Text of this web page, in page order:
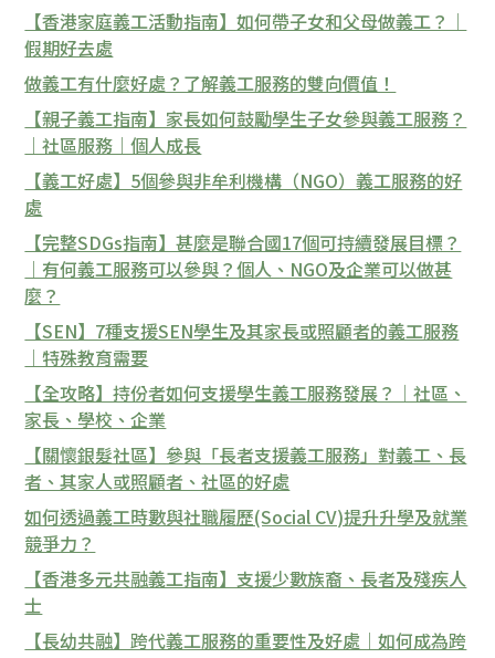
【香港家庭義工活動指南】如何帶子女和父母做義工？｜
假期好去處
做義工有什麼好處？了解義工服務的雙向價值！
【親子義工指南】家長如何鼓勵學生子女參與義工服務？
｜社區服務｜個人成長
【義工好處】5個參與非牟利機構（NGO）義工服務的好
處
【完整SDGs指南】甚麼是聯合國17個可持續發展目標？
｜有何義工服務可以參與？個人、NGO及企業可以做甚
麼？
【SEN】7種支援SEN學生及其家長或照顧者的義工服務
｜特殊教育需要
【全攻略】持份者如何支援學生義工服務發展？｜社區、
家長、學校、企業
【關懷銀髮社區】參與「長者支援義工服務」對義工、長
者、其家人或照顧者、社區的好處
如何透過義工時數與社職履歷(Social CV)提升升學及就業
競爭力？
【香港多元共融義工指南】支援少數族裔、長者及殘疾人
士
【長幼共融】跨代義工服務的重要性及好處｜如何成為跨